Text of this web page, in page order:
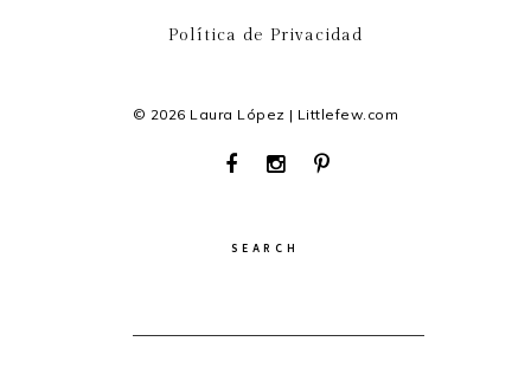
Política de Privacidad
© 2026 Laura López | Littlefew.com
SEARCH